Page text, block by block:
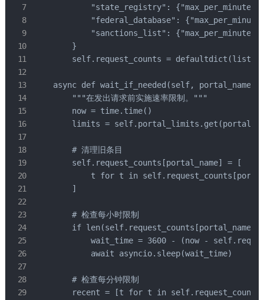
"state_registry":
"federal_database":
"sanctions_list":
        }
        self.request_counts = defaultdict(list)
    async def wait_if_needed(self, portal_name):
        """在发出请求前实施速率限制。"""
        now = time.time()
limits =
        # 清理旧条目
        self.request_counts[portal_name] = [
t for t in
        ]
        # 检查每小时限制
if
wait_time = 3600 - (now -
            await asyncio.sleep(wait_time)
        # 检查每分钟限制
recent = [t for t in